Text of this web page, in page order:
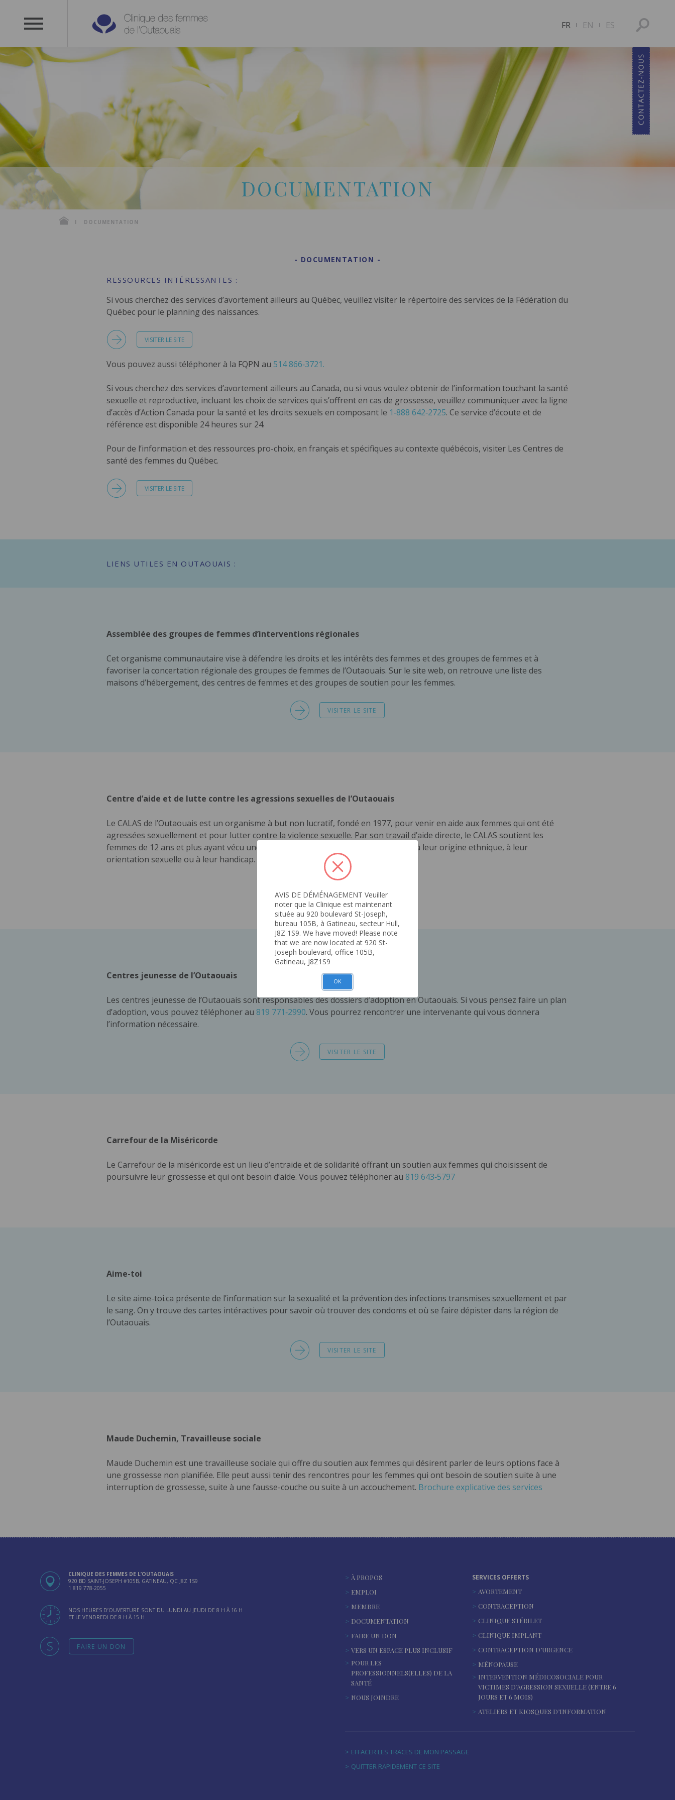
FR EN ES
1 819 778-2055
DOCUMENTATION
DOCUMENTATION
DOCUMENTATION
RESSOURCES INTÉRESSANTES :
Si vous cherchez des services d’avortement ailleurs au Québec, veuillez visiter le répertoire des services de la Fédération du
Québec pour le planning des naissances.
VISITER LE SITE
Vous pouvez aussi téléphoner à la FQPN au 514 866‑3721.
Si vous cherchez des services d’avortement ailleurs au Canada, ou si vous voulez obtenir de l’information touchant la santé
sexuelle et reproductive, incluant les choix de services qui s’offrent en cas de grossesse, veuillez communiquer avec la ligne
d’accès d’Action Canada pour la santé et les droits sexuels en composant le 1‑888 642‑2725. Ce service d’écoute et de
référence est disponible 24 heures sur 24.
Pour de l’information et des ressources pro-choix, en français et spécifiques au contexte québécois, visiter Les Centres de
santé des femmes du Québec.
VISITER LE SITE
LIENS UTILES EN OUTAOUAIS :
Assemblée des groupes de femmes d’interventions régionales
Cet organisme communautaire vise à défendre les droits et les intérêts des femmes et des groupes de femmes et à
favoriser la concertation régionale des groupes de femmes de l’Outaouais. Sur le site web, on retrouve une liste des
maisons d’hébergement, des centres de femmes et des groupes de soutien pour les femmes.
VISITER LE SITE
Centre d’aide et de lutte contre les agressions sexuelles de l’Outaouais
Le CALAS de l’Outaouais est un organisme à but non lucratif, fondé en 1977, pour venir en aide aux femmes qui ont été
agressées sexuellement et pour lutter contre la violence sexuelle. Par son travail d’aide directe, le CALAS soutient les
femmes de 12 ans et plus ayant vécu une agression à caractère sexuel sans égard à leur origine ethnique, à leur
orientation sexuelle ou à leur handicap.
Centres jeunesse de l’Outaouais
Les centres jeunesse de l’Outaouais sont responsables des dossiers d’adoption en Outaouais. Si vous pensez faire un plan
d’adoption, vous pouvez téléphoner au 819 771‑2990. Vous pourrez rencontrer une intervenante qui vous donnera
l’information nécessaire.
VISITER LE SITE
Carrefour de la Miséricorde
Le Carrefour de la miséricorde est un lieu d’entraide et de solidarité offrant un soutien aux femmes qui choisissent de
poursuivre leur grossesse et qui ont besoin d’aide. Vous pouvez téléphoner au 819 643‑5797
Aime-toi
Le site aime-toi.ca présente de l’information sur la sexualité et la prévention des infections transmises sexuellement et par
le sang. On y trouve des cartes intéractives pour savoir où trouver des condoms et où se faire dépister dans la région de
l’Outaouais.
VISITER LE SITE
Maude Duchemin, Travailleuse sociale
Maude Duchemin est une travailleuse sociale qui offre du soutien aux femmes qui désirent parler de leurs options face à
une grossesse non planifiée. Elle peut aussi tenir des rencontres pour les femmes qui ont besoin de soutien suite à une
interruption de grossesse, suite à une fausse-couche ou suite à un accouchement. Brochure explicative des services
CLINIQUE DES FEMMES DE L’OUTAOUAIS
920 BD SAINT-JOSEPH #105B, GATINEAU, QC J8Z 1S9
1 819 778-2055
NOS HEURES D’OUVERTURE SONT DU LUNDI AU JEUDI DE 8 H À 16 H
ET LE VENDREDI DE 8 H À 15 H
FAIRE UN DON
À PROPOS
EMPLOI
MEMBRE
DOCUMENTATION
FAIRE UN DON
VERS UN ESPACE PLUS INCLUSIF
POUR LES
PROFESSIONNELS(ELLES) DE LA
SANTÉ
NOUS JOINDRE
SERVICES OFFERTS
AVORTEMENT
CONTRACEPTION
CLINIQUE STÉRILET
CLINIQUE IMPLANT
CONTRACEPTION D’URGENCE
MÉNOPAUSE
INTERVENTION MÉDICOSOCIALE POUR
VICTIMES D’AGRESSION SEXUELLE (ENTRE 6
JOURS ET 6 MOIS)
ATELIERS ET KIOSQUES D’INFORMATION
EFFACER LES TRACES DE MON PASSAGE
QUITTER RAPIDEMENT CE SITE
AVIS DE DÉMÉNAGEMENT Veuiller
noter que la Clinique est maintenant
située au 920 boulevard St-Joseph,
bureau 105B, à Gatineau, secteur Hull,
J8Z 1S9. We have moved! Please note
that we are now located at 920 St-
Joseph boulevard, office 105B,
Gatineau, J8Z1S9
OK